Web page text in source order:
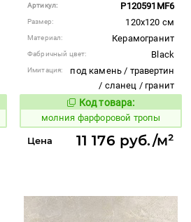
Артикул: P120591MF6
Размер: 120x120 см
Материал: Керамогранит
Фабричный цвет: Black
Имитация:
под камень / травертин
/ сланец / гранит
Код товара:
1013983Код товара:
молния фарфоровой тропы
Цена 11 176 руб./м²